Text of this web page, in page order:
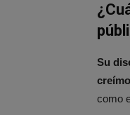
Su
como